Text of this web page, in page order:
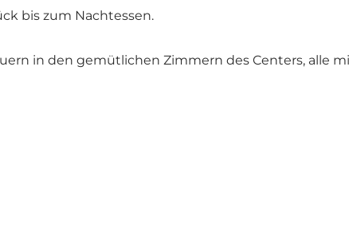
bis zum Nachtessen.
in den gemütlichen Zimmern des Centers, alle